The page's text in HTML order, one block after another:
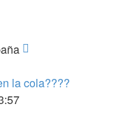
la cola????